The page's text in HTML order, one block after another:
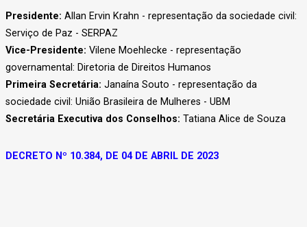
Presidente: Allan Ervin Krahn - representação da sociedade civil:
Serviço de Paz - SERPAZ
Vice-Presidente: Vilene Moehlecke - representação
governamental: Diretoria de Direitos Humanos
Primeira Secretária: Janaína Souto - representação da
sociedade civil: União Brasileira de Mulheres - UBM
Secretária Executiva dos Conselhos: Tatiana Alice de Souza
DECRETO Nº 10.384, DE 04 DE ABRIL DE 2023